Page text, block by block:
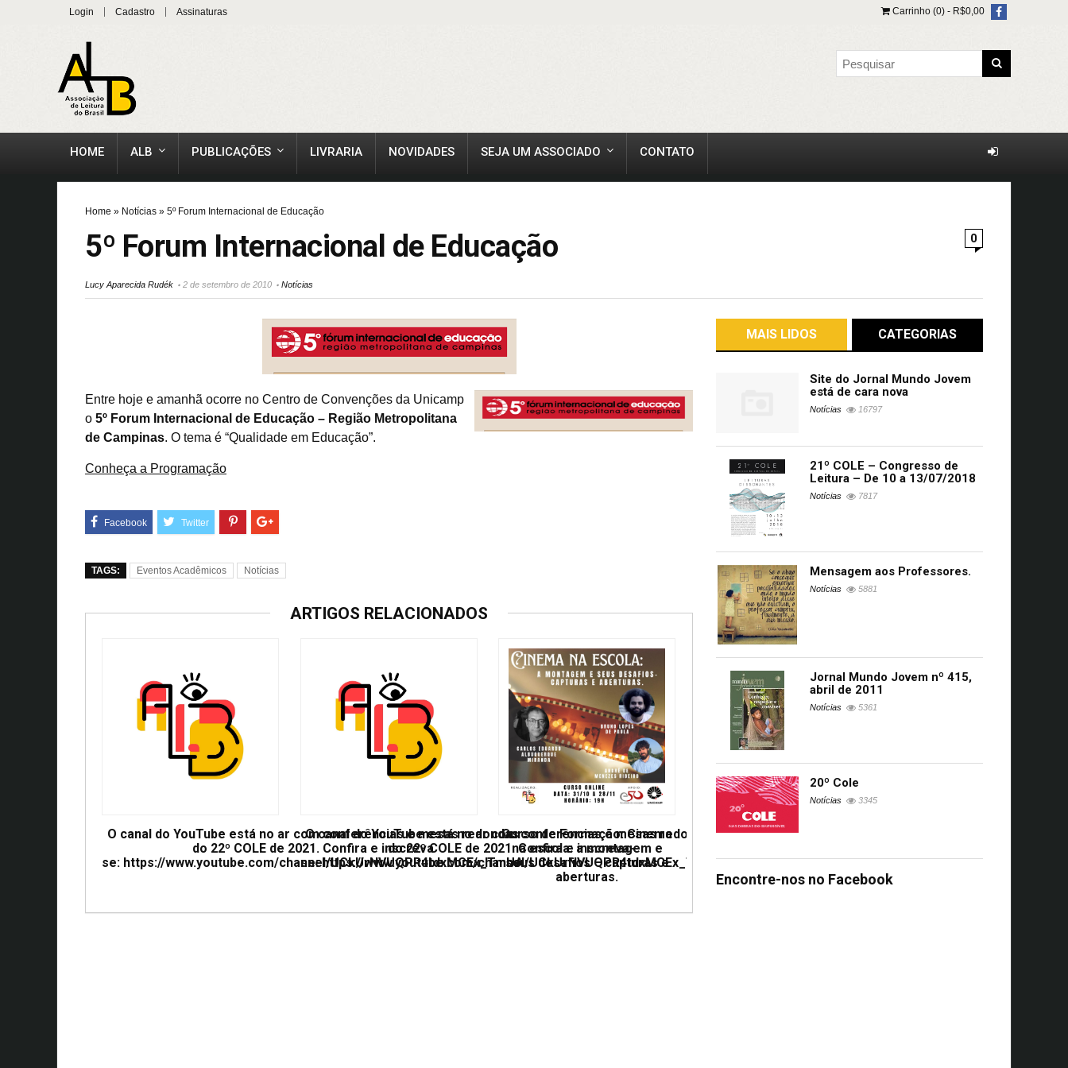
Login Cadastro Assinaturas Carrinho (0) - R$0,00
HOME ALB PUBLICAÇÕES LIVRARIA NOVIDADES SEJA UM ASSOCIADO CONTATO
Home » Notícias » 5º Forum Internacional de Educação
0
5º Forum Internacional de Educação
Lucy Aparecida Rudék 2 de setembro de 2010 Notícias
Entre hoje e amanhã ocorre no Centro de Convenções da Unicamp
o 5º Forum Internacional de Educação – Região Metropolitana
de Campinas. O tema é “Qualidade em Educação”.
Conheça a Programação
TAGS: Eventos Acadêmicos Notícias
ARTIGOS RELACIONADOS
O canal do YouTube está no ar com conferências e mesas redondas
do 22º COLE de 2021. Confira e inscreva
se: https://www.youtube.com/channel/UCkUrNVUQPR4tdxMCEx_TmUA
O canal do YouTube está no ar com conferências e mesas redondas
do 22º COLE de 2021. Confira e inscreva-
se: https://www.youtube.com/channel/UCkUrNVUQPR4tdxMCEx_TmUA
Curso de Formação: Cinema
na escola: a montagem e
seus desafios – capturas e
aberturas.
MAIS LIDOS CATEGORIAS
Site do Jornal Mundo Jovem
está de cara nova
Notícias 16797
21º COLE – Congresso de
Leitura – De 10 a 13/07/2018
Notícias 7817
Mensagem aos Professores.
Notícias 5881
Jornal Mundo Jovem nº 415,
abril de 2011
Notícias 5361
20º Cole
Notícias 3345
Encontre-nos no Facebook